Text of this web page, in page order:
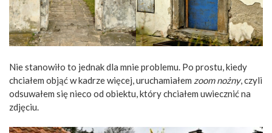
Nie stanowiło to jednak dla mnie problemu. Po prostu, kiedy
chciałem objąć w kadrze więcej, uruchamiałem zoom nożny, czyli
odsuwałem się nieco od obiektu, który chciałem uwiecznić na
zdjęciu.